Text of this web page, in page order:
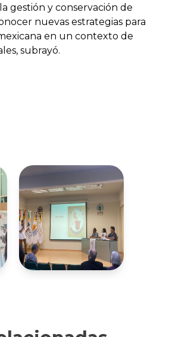
gestión y conservación de
nuevas estrategias para
en un contexto de
subrayó.